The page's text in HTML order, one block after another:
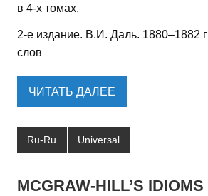
в 4-х томах.
2-е издание. В.И. Даль. 1880–1882
слов
ЧИТАТЬ ДАЛЕЕ
Ru-Ru Universal
MCGRAW-HILL’S